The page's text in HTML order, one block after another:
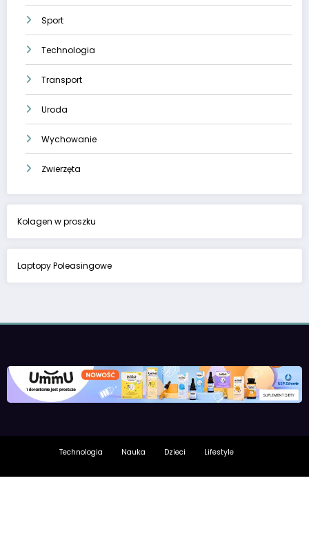
Sport
Technologia
Transport
Uroda
Wychowanie
Zwierzęta
Kolagen w proszku
Laptopy Poleasingowe
Technologia Nauka Dzieci Lifestyle